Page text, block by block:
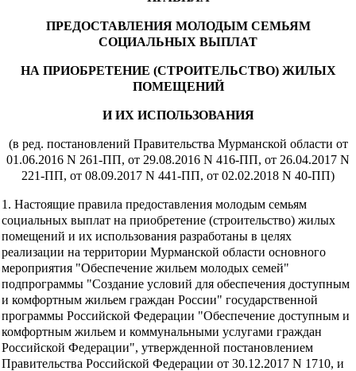
ПРЕДОСТАВЛЕНИЯ МОЛОДЫМ СЕМЬЯМ
СОЦИАЛЬНЫХ ВЫПЛАТ
НА ПРИОБРЕТЕНИЕ (СТРОИТЕЛЬСТВО) ЖИЛЫХ
ПОМЕЩЕНИЙ
И ИХ ИСПОЛЬЗОВАНИЯ
(в ред. постановлений Правительства Мурманской области от
01.06.2016 N 261-ПП, от 29.08.2016 N 416-ПП, от 26.04.2017 N
221-ПП, от 08.09.2017 N 441-ПП, от 02.02.2018 N 40-ПП)
1. Настоящие правила предоставления молодым семьям
социальных выплат на приобретение (строительство) жилых
помещений и их использования разработаны в целях
реализации на территории Мурманской области основного
мероприятия "Обеспечение жильем молодых семей"
подпрограммы "Создание условий для обеспечения доступным
и комфортным жильем граждан России" государственной
программы Российской Федерации "Обеспечение доступным и
комфортным жильем и коммунальными услугами граждан
Российской Федерации", утвержденной постановлением
Правительства Российской Федерации от 30.12.2017 N 1710, и